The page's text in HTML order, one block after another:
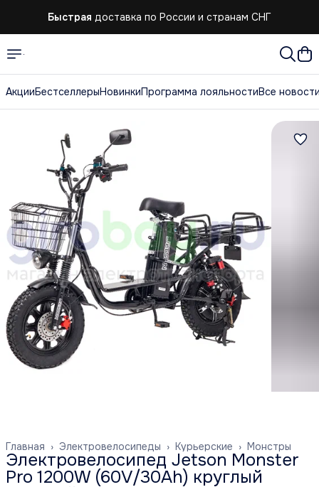
Быстрая доставка по России и странам СНГ
АкцииБестселлерыНовинкиПрограмма лояльностиВсе
Монстры
Курьерские ›
Электровелосипеды ›
Главная ›
Электровелосипед Jetson Monster
Pro 1200W (60V/30Ah) круглый